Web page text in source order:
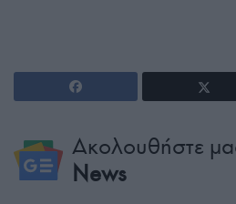
Ακολουθήστε
News